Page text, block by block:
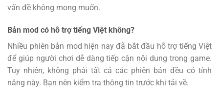
vấn đề không mong muốn.
Bản mod có hỗ trợ tiếng Việt không?
Nhiều phiên bản mod hiện nay đã bắt đầu hỗ trợ tiếng Việt
để giúp người chơi dễ dàng tiếp cận nội dung trong game.
Tuy nhiên, không phải tất cả các phiên bản đều có tính
năng này. Bạn nên kiểm tra thông tin trước khi tải về.